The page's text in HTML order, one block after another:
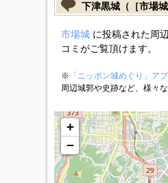
下津黒城（［市場城
市場城に投稿された周
コミがご覧頂けます。
※ 「ニッポン城めぐり」アプ
周辺城郭や史跡など、様々
+
−